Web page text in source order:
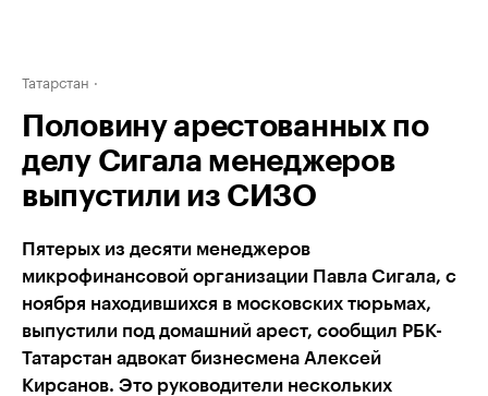
Татарстан
Половину арестованных по
делу Сигала менеджеров
выпустили из СИЗО
Пятерых из десяти менеджеров
микрофинансовой организации Павла Сигала, с
ноября находившихся в московских тюрьмах,
выпустили под домашний арест, сообщил РБК-
Татарстан адвокат бизнесмена Алексей
Кирсанов. Это руководители нескольких